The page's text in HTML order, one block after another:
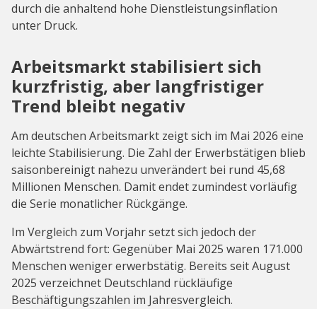
durch die anhaltend hohe Dienstleistungsinflation
unter Druck.
Arbeitsmarkt stabilisiert sich
kurzfristig, aber langfristiger
Trend bleibt negativ
Am deutschen Arbeitsmarkt zeigt sich im Mai 2026 eine
leichte Stabilisierung. Die Zahl der Erwerbstätigen blieb
saisonbereinigt nahezu unverändert bei rund 45,68
Millionen Menschen. Damit endet zumindest vorläufig
die Serie monatlicher Rückgänge.
Im Vergleich zum Vorjahr setzt sich jedoch der
Abwärtstrend fort: Gegenüber Mai 2025 waren 171.000
Menschen weniger erwerbstätig. Bereits seit August
2025 verzeichnet Deutschland rückläufige
Beschäftigungszahlen im Jahresvergleich.